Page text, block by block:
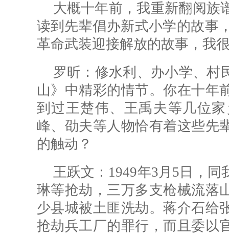
大概十年前，我重新翻阅族
读到先辈倡办新式小学的故事
革命武装迎接解放的故事，我
罗昕： 修水利、办小学、
山》中精彩的情节。你在十年
到过王楚伟、王禹夫等几位
峰、劭夫等人物恰有着这些先
的触动？
王跃文：1949年3月5日，
琳等抢劫，三万多支枪械流落
少县城被土匪洗劫。蒋介石给
抢劫兵工厂的罪行，而且委以